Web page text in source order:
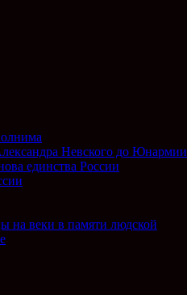
Невского до Юнармии
единства России
на веки в памяти людской